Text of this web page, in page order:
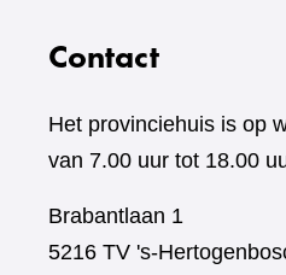
Contact
Het provinciehuis is op
van 7.00 uur tot 18.00
Brabantlaan 1
5216 TV 's-